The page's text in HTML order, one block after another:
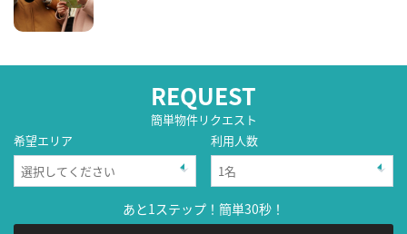
REQUEST
簡単物件リクエスト
希望エリア
利用人数
あと1ステップ！簡単30秒！